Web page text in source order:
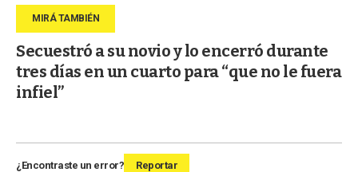
Secuestró a su novio y lo encerró durante
tres días en un cuarto para “que no le fuera
infiel”
¿Encontraste un error? Reportar